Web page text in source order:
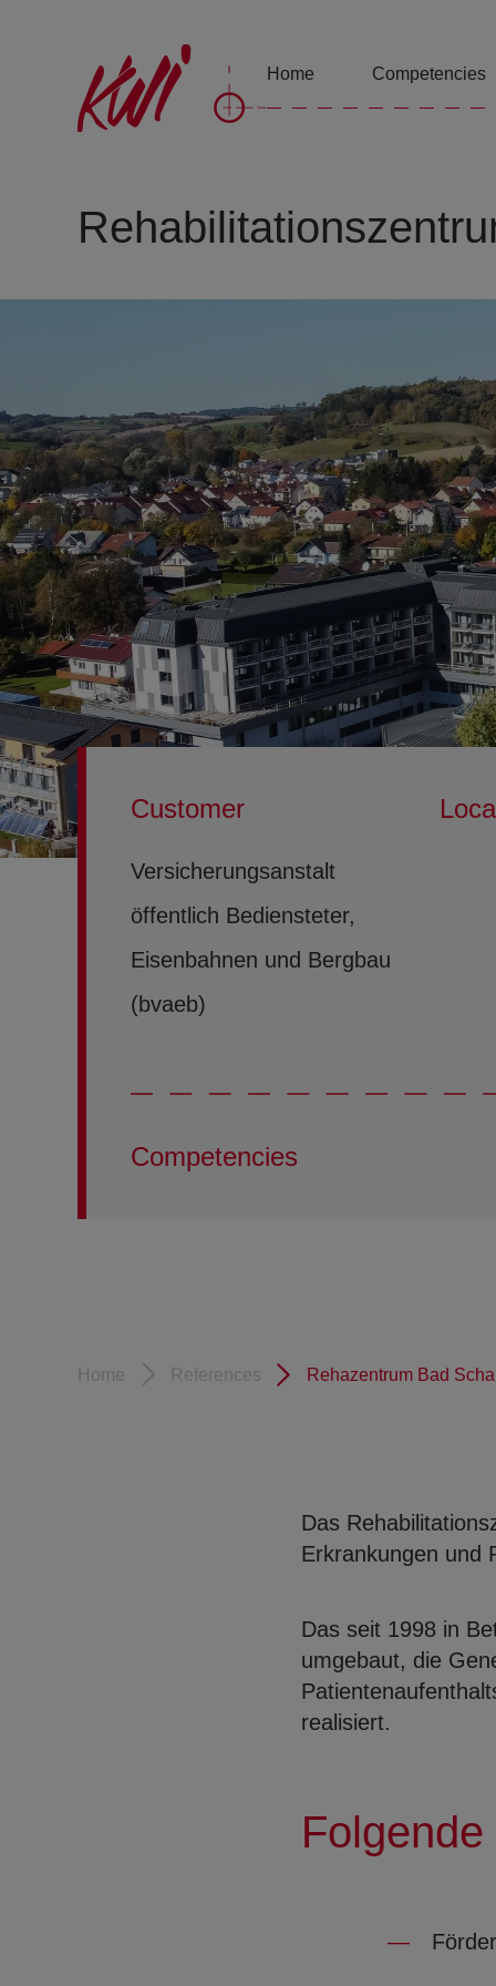
Home Competencies
Customer
Versicherungsanstalt
öffentlich Bediensteter,
Eisenbahnen und Bergbau
(bvaeb)
Competencies
Home References Rehazentrum Bad
Das
Erkrankungen und
Das seit 1998 in
umgebaut, die
realisiert.